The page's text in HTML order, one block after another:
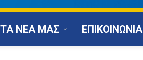
ΤΑ ΝΕΑ ΜΑΣ ΕΠΙΚΟΙΝΩΝΙΑ